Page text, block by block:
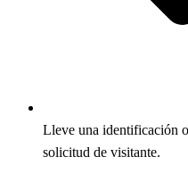
Lleve una identificación
solicitud de visitante.